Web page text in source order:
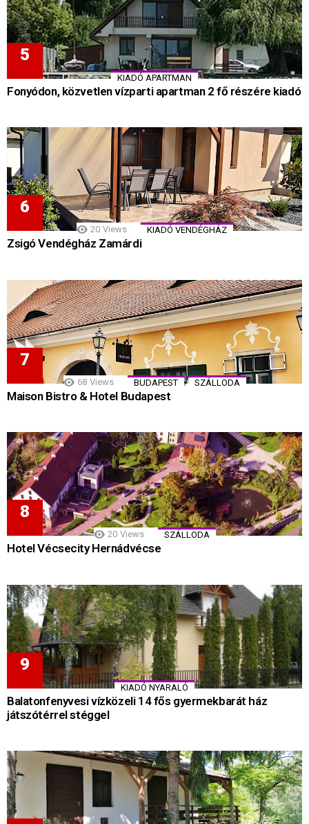
KIADÓ APARTMAN
Fonyódon, közvetlen vízparti apartman 2 fő részére kiadó
20 Views KIADÓ VENDÉGHÁZ
Zsigó Vendégház Zamárdi
68 Views BUDAPEST , SZÁLLODA
Maison Bistro & Hotel Budapest
20 Views SZÁLLODA
Hotel Vécsecity Hernádvécse
KIADÓ NYARALÓ
Balatonfenyvesi vízközeli 14 fős gyermekbarát ház
játszótérrel stéggel